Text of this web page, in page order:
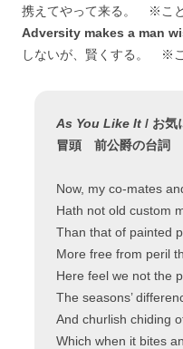
携えてやって来る。 ※こ
Adversity makes a man
しないが、賢くする。 ※
As You Like It / お気
冒頭 前公爵の台詞
Now, my co-mates
Hath not old custom
Than that of painted
More free from peril
Here feel we not the
The seasons’
And churlish chiding
Which when it bites